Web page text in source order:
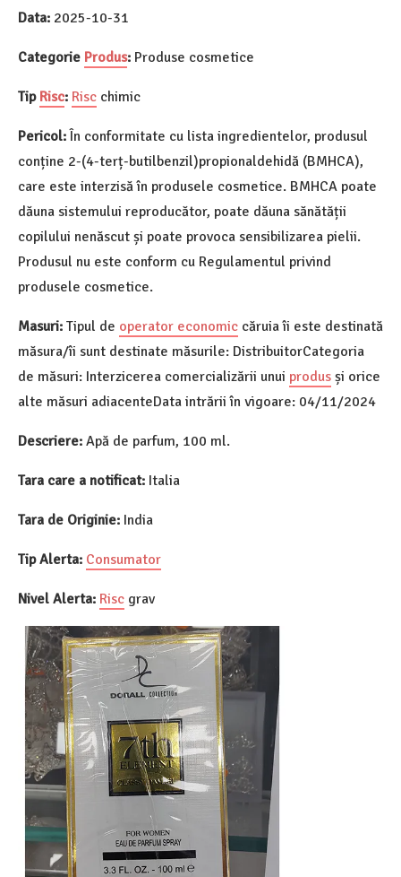
Data: 2025-10-31
Categorie Produs: Produse cosmetice
Tip Risc: Risc chimic
Pericol: În conformitate cu lista ingredientelor, produsul
conține 2-(4-terț-butilbenzil)propionaldehidă (BMHCA),
care este interzisă în produsele cosmetice. BMHCA poate
dăuna sistemului reproducător, poate dăuna sănătății
copilului nenăscut și poate provoca sensibilizarea pielii.
Produsul nu este conform cu Regulamentul privind
produsele cosmetice.
Masuri: Tipul de operator economic căruia îi este destinată
măsura/îi sunt destinate măsurile: DistribuitorCategoria
de măsuri: Interzicerea comercializării unui produs și orice
alte măsuri adiacenteData intrării în vigoare: 04/11/2024
Descriere: Apă de parfum, 100 ml.
Tara care a notificat: Italia
Tara de Originie: India
Tip Alerta: Consumator
Nivel Alerta: Risc grav